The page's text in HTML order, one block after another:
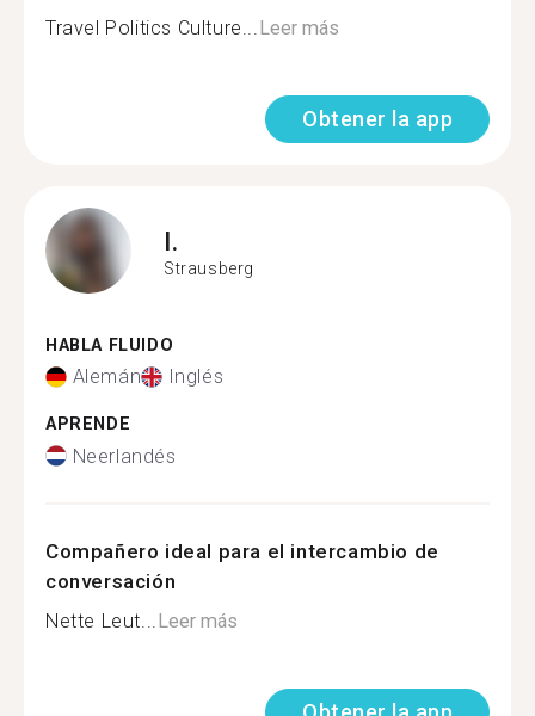
Travel Politics Culture... Leer más
Obtener la app
I.
Strausberg
HABLA FLUIDO
Alemán Inglés
APRENDE
Neerlandés
Compañero ideal para el intercambio de
conversación
Nette Leut... Leer más